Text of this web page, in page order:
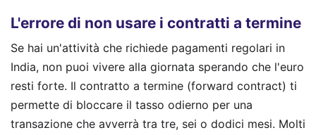
L'errore di non usare i contratti a termine
Se hai un'attività che richiede pagamenti regolari in
India, non puoi vivere alla giornata sperando che l'euro
resti forte. Il contratto a termine (forward contract) ti
permette di bloccare il tasso odierno per una
transazione che avverrà tra tre, sei o dodici mesi. Molti